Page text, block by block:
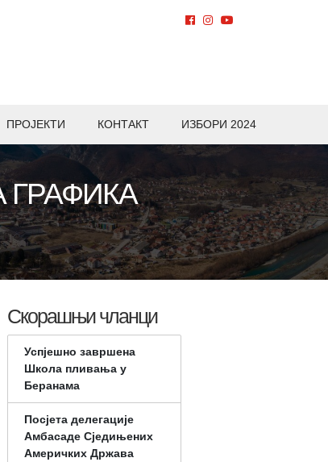
ПРОЈЕКТИ КОНТАКТ ИЗБОРИ 2024
ГРАФИКА
Скорашњи чланци
Успјешно завршена
Школа пливања у
Беранама
Посјета делегације
Амбасаде Сједињених
Америчких Држава